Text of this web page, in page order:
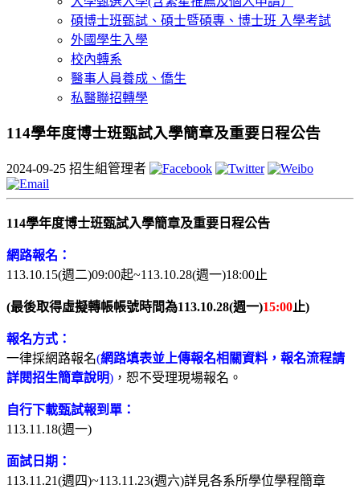
碩博士班甄試、碩士暨碩專、博士班 入學考試
外國學生入學
校內轉系
醫事人員養成、僑生
私醫聯招轉學
114學年度博士班甄試入學簡章及重要日程公告
2024-09-25 招生組管理者
114學年度博士班甄試入學簡章及重要日程公告
網路報名：
113.10.15(週二)09:00起~113.10.28(週一)18:00止
(最後取得虛擬轉帳帳號時間為113.10.28(週一)15:00止)
報名方式：
一律採網路報名(網路填表並上傳報名相關資料，報名流程請
詳閱招生簡章說明) ，恕不受理現場報名。
自行下載甄試報到單：
113.11.18(週一)
面試日期：
113.11.21(週四)~113.11.23(週六)詳見各系所學位學程簡章